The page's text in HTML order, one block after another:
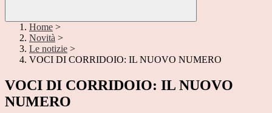
Home >
Novità >
Le notizie >
VOCI DI CORRIDOIO: IL NUOVO NUMERO
VOCI DI CORRIDOIO: IL NUOVO
NUMERO